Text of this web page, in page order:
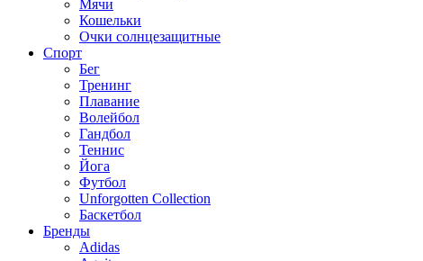
Мячи
Кошельки
Очки солнцезащитные
Спорт
Бег
Тренинг
Плавание
Волейбол
Гандбол
Теннис
Йога
Футбол
Unforgotten Collection
Баскетбол
Бренды
Adidas